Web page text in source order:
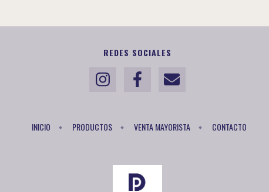
REDES SOCIALES
INICIO PRODUCTOS VENTA MAYORISTA CONTACTO